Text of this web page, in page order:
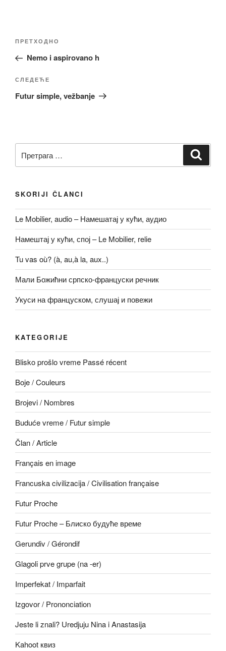
Кретање
Претходни
чланак
ПРЕТХОДНО
Nemo i aspirovano h
Следећи
чланак
СЛЕДЕЋЕ
Futur simple, vežbanje
за:
SKORIJI ČLANCI
Le Mobilier, audio – Намешатај у кући, аудио
Намештај у кући, спој – Le Mobilier, relie
Tu vas où? (à, au,à la, aux..)
Мали Божићни српско-француски речник
Укуси на француском, слушај и повежи
KATEGORIJE
Blisko prošlo vreme Passé récent
Boje / Couleurs
Brojevi / Nombres
Buduće vreme / Futur simple
Član / Article
Français en image
Francuska civilizacija / Civilisation française
Futur Proche
Futur Proche – Блиско будуће време
Gerundiv / Gérondif
Glagoli prve grupe (na -er)
Imperfekat / Imparfait
Izgovor / Prononciation
Jeste li znali? Uredjuju Nina i Anastasija
Kahoot квиз